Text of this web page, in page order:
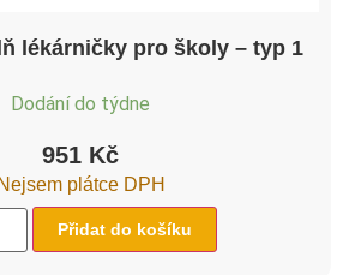
lékárničky pro školy – typ 1
Dodání do týdne
951 Kč
Nejsem plátce DPH
Přidat do košíku